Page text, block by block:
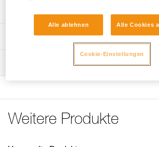
- nur 53 g,
- extrem kompakte Bauweise,
- Loch zum Durchfädeln einer
Sm’D-Karabiner mit der Umlenkrolle zu
sie nicht verloren gehen können.
- Blockiert selbst an verschmutzten oder
Zertifizierung(en): CE EN 567, UIAA
Bruchlast: 2 x 7,5 = 15 kN
Technische Informationen
Gebrauchsanleitung
Das PDF herunterladen technical-notice-
Das PDF herunterladen UE-Declaration-
Pflegeempfehlungen für Ihre Ausrüstung
procedure_DE
PSA-Prüfbogen
Weitere Produkte
Alle ablehnen Alle Cookies
Cookie-Einstellungen